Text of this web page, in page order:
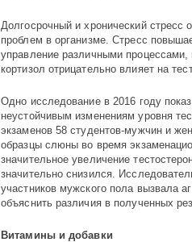
Долгосрочный и хронический стресс
проблем в организме. Стресс
управление различными
кортизол отрицательно влияет на
Одно исследование в 2016 году
неустойчивым изменениям уровня
экзаменов 58 студентов-мужчин и
образцы слюны во время
значительное увеличение
значительно снизился.
участников мужского пола вызвала
объяснить различия в полученных
Витамины и добавки